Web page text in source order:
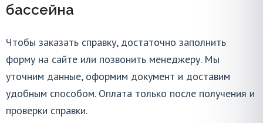
бассейна
Чтобы заказать справку, достаточно заполнить
форму на сайте или позвонить менеджеру. Мы
уточним данные, оформим документ и доставим
удобным способом. Оплата только после получения и
проверки справки.